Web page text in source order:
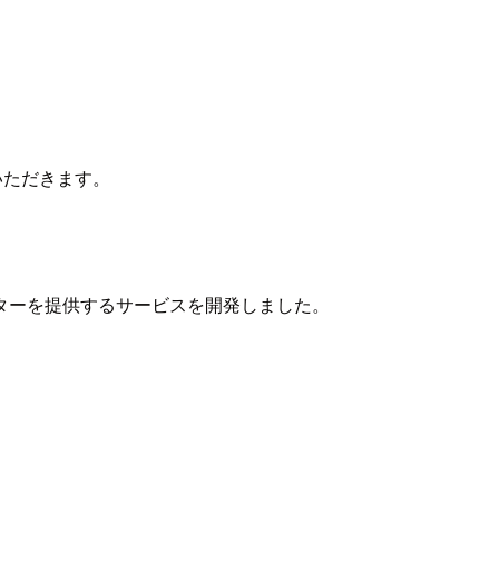
だきます。
を提供するサービスを開発しました。